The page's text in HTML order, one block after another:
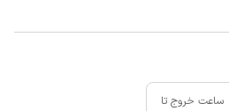
ساعت خروج تا